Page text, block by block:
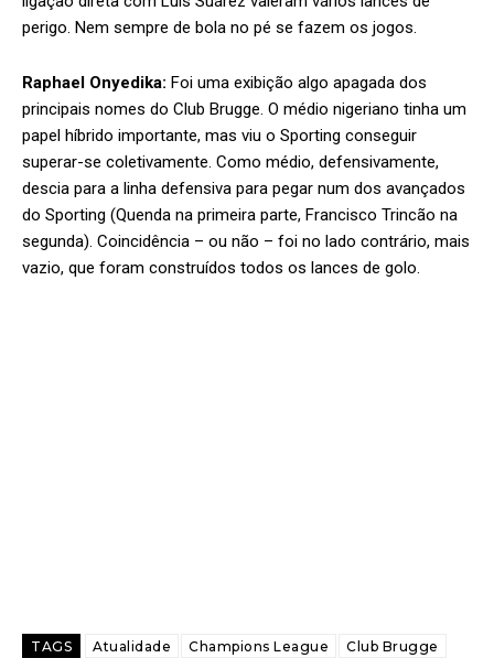
perigo. Nem sempre de bola no pé se fazem os jogos.
Raphael Onyedika: Foi uma exibição algo apagada dos
principais nomes do Club Brugge. O médio nigeriano tinha um
papel híbrido importante, mas viu o Sporting conseguir
superar-se coletivamente. Como médio, defensivamente,
descia para a linha defensiva para pegar num dos avançados
do Sporting (Quenda na primeira parte, Francisco Trincão na
segunda). Coincidência – ou não – foi no lado contrário, mais
vazio, que foram construídos todos os lances de golo.
TAGS Atualidade Champions League
Club Brugge